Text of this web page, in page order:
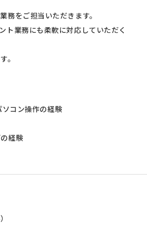
務をご担当いただきます。
ト業務にも柔軟に対応していただく
。
コン操作の経験
経験